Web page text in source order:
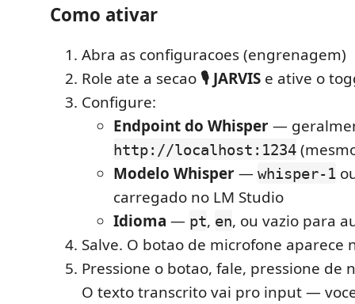
Como ativar
Abra as configuracoes (engrenagem)
Role ate a secao 🎙 JARVIS e ative o
Configure:
Endpoint do Whisper—
http://localhost:1234
Modelo Whisper— whisper-1
carregado no LM Studio
Idioma — pt, en, ou vazio para
Salve. O botao de microfone aparece
Pressione o botao, fale, pressione de
O texto transcrito vai pro input —